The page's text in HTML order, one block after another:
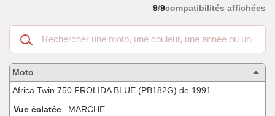
9/9compatibilités affichées
Recherche
dans
les
motos
compatibles
Moto
Africa Twin 750 FROLIDA BLUE (PB182G) de 1991
Vue éclatée
MARCHE